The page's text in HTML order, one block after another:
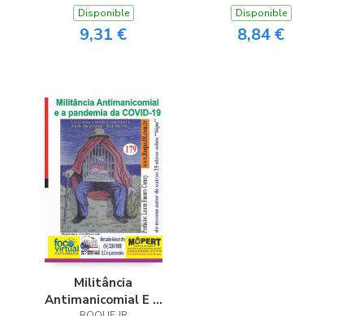
Disponible
9,31 €
Disponible
8,84 €
Militância
Antimanicomial E A